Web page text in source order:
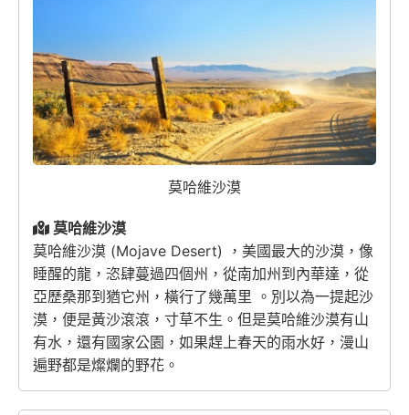
莫哈維沙漠
莫哈維沙漠
莫哈維沙漠 (Mojave Desert) ，美國最大的沙漠，像
睡醒的龍，恣肆蔓過四個州，從南加州到內華達，從
亞歷桑那到猶它州，橫行了幾萬里 。別以為一提起沙
漠，便是黃沙滾滾，寸草不生。但是莫哈維沙漠有山
有水，還有國家公園，如果趕上春天的雨水好，漫山
遍野都是燦爛的野花。